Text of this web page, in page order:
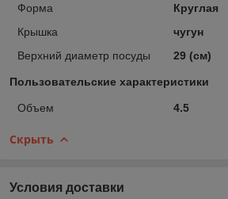
Форма
Круглая
Крышка
чугун
Верхний диаметр посуды
29 (см)
Пользовательские характеристики
Объем 4.5
Скрыть
Условия доставки